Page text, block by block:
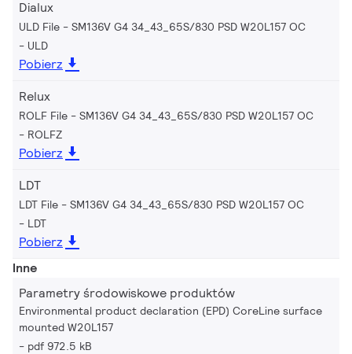
Dialux
ULD File - SM136V G4 34_43_65S/830 PSD W20L157 OC
ULD
Pobierz
Relux
ROLF File - SM136V G4 34_43_65S/830 PSD W20L157 OC
ROLFZ
Pobierz
LDT
LDT File - SM136V G4 34_43_65S/830 PSD W20L157 OC
LDT
Pobierz
Inne
Parametry środowiskowe produktów
Environmental product declaration (EPD) CoreLine surface
mounted W20L157
pdf 972.5 kB